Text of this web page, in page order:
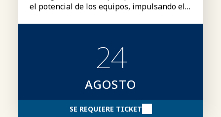
el potencial de los equipos, impulsando el
24
AGOSTO
SE REQUIERE TICKET